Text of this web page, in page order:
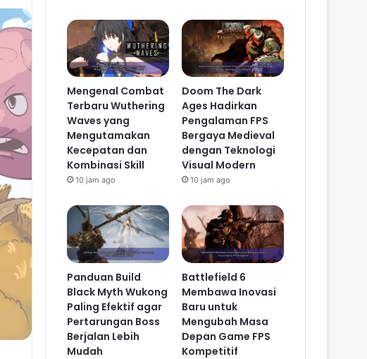
Mengenal Combat
Terbaru Wuthering
Waves yang
Mengutamakan
Kecepatan dan
Kombinasi Skill
10 jam ago
Doom The Dark
Ages Hadirkan
Pengalaman FPS
Bergaya Medieval
dengan Teknologi
Visual Modern
10 jam ago
Panduan Build
Black Myth Wukong
Paling Efektif agar
Pertarungan Boss
Berjalan Lebih
Mudah
Battlefield 6
Membawa Inovasi
Baru untuk
Mengubah Masa
Depan Game FPS
Kompetitif